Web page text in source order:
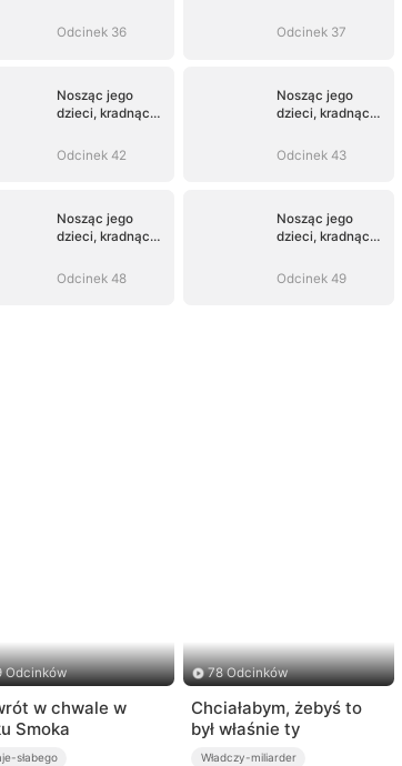
Odcinek 36
Odcinek 37
Nosząc jego
dzieci, kradnąc
Odcinek 42
Nosząc jego
dzieci, kradnąc
Odcinek 43
Nosząc jego
dzieci, kradnąc
Odcinek 48
Nosząc jego
dzieci, kradnąc
Odcinek 49
Odcinków
w chwale w
Smoka
słabego
78 Odcinków
Chciałabym, żebyś to
był właśnie ty
Władczy-miliarder